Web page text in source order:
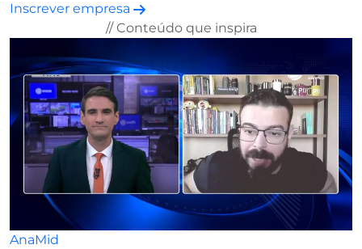
Inscrever empresa
// Conteúdo que inspira
AnaMid